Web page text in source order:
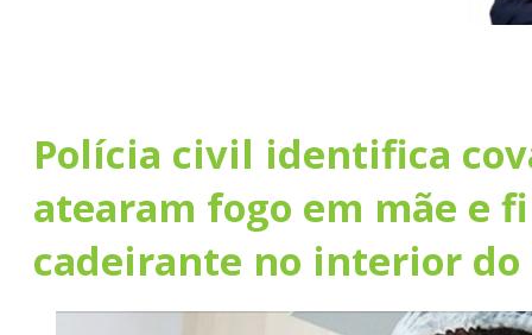
Polícia civil identifica
atearam fogo em mãe e
cadeirante no interior do